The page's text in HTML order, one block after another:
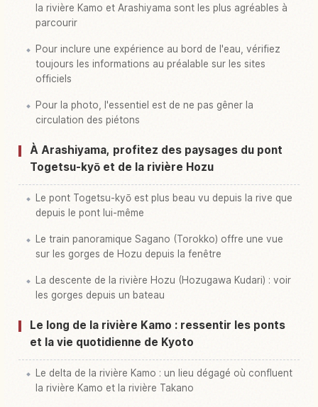
la rivière Kamo et Arashiyama sont les plus agréables à
parcourir
Pour inclure une expérience au bord de l'eau, vérifiez
toujours les informations au préalable sur les sites
officiels
Pour la photo, l'essentiel est de ne pas gêner la
circulation des piétons
À Arashiyama, profitez des paysages du pont
Togetsu-kyō et de la rivière Hozu
Le pont Togetsu-kyō est plus beau vu depuis la rive que
depuis le pont lui-même
Le train panoramique Sagano (Torokko) offre une vue
sur les gorges de Hozu depuis la fenêtre
La descente de la rivière Hozu (Hozugawa Kudari) : voir
les gorges depuis un bateau
Le long de la rivière Kamo : ressentir les ponts
et la vie quotidienne de Kyoto
Le delta de la rivière Kamo : un lieu dégagé où confluent
la rivière Kamo et la rivière Takano